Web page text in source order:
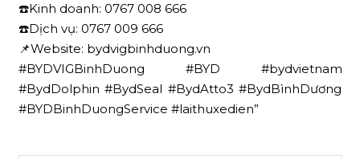
☎️Kinh doanh: 0767 008 666
☎️Dịch vụ: 0767 009 666
📌Website: bydvigbinhduong.vn
#BYDVIGBinhDuong #BYD #bydvietnam
#BydDolphin #BydSeal #BydAtto3 #BydBìnhDương
#BYDBinhDuongService #laithuxedien”